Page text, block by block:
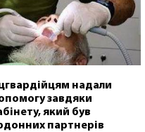
надали
завдяки
який був
партнерів